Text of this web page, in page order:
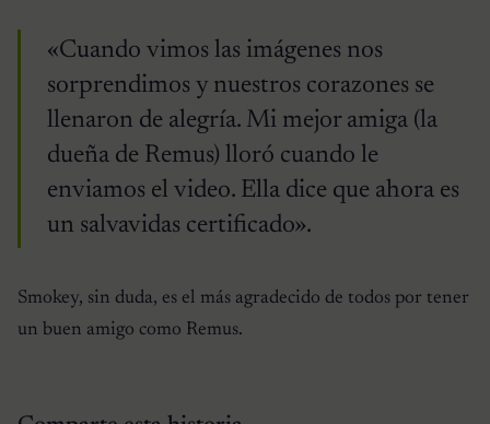
«Cuando vimos las imágenes nos
sorprendimos y nuestros corazones se
llenaron de alegría. Mi mejor amiga (la
dueña de Remus) lloró cuando le
enviamos el video. Ella dice que ahora es
un salvavidas certificado».
Smokey, sin duda, es el más agradecido de todos por tener
un buen amigo como Remus.